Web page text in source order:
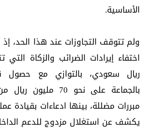
الأساسية.
ولم تتوقف التجاوزات عند هذا الحد، إذ
ريال سعودي، بالتوازي مع حصول
بالجماعة على نحو 70
مبررات مضللة، بينها ادعاءات بقيادة
يكشف عن استغلال مزدوج للدعم